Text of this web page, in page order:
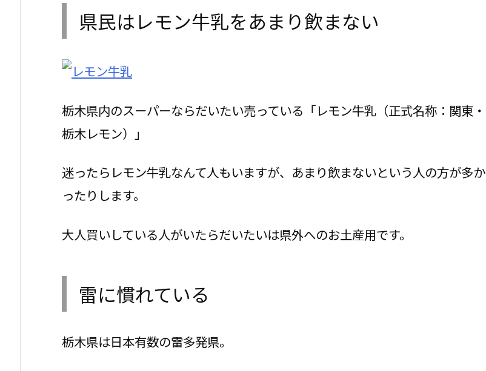
県民はレモン牛乳をあまり飲まない
栃木県内のスーパーならだいたい売っている「レモン牛乳（正式名称：関東・
栃木レモン）」
迷ったらレモン牛乳なんて人もいますが、あまり飲まないという人の方が多か
ったりします。
大人買いしている人がいたらだいたいは県外へのお土産用です。
雷に慣れている
栃木県は日本有数の雷多発県。